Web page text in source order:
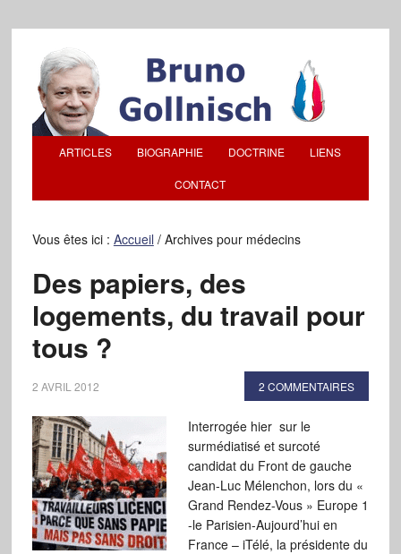
ARTICLES BIOGRAPHIE DOCTRINE LIENS
CONTACT
Vous êtes ici : Accueil /Archives pour médecins
Des papiers, des
logements, du travail pour
tous ?
2 AVRIL 2012 2 COMMENTAIRES
Interrogée hier sur le
surmédiatisé et surcoté
candidat du Front de gauche
Jean-Luc Mélenchon, lors du «
Grand Rendez-Vous » Europe 1
-le Parisien-Aujourd’hui en
France – iTélé, la présidente du